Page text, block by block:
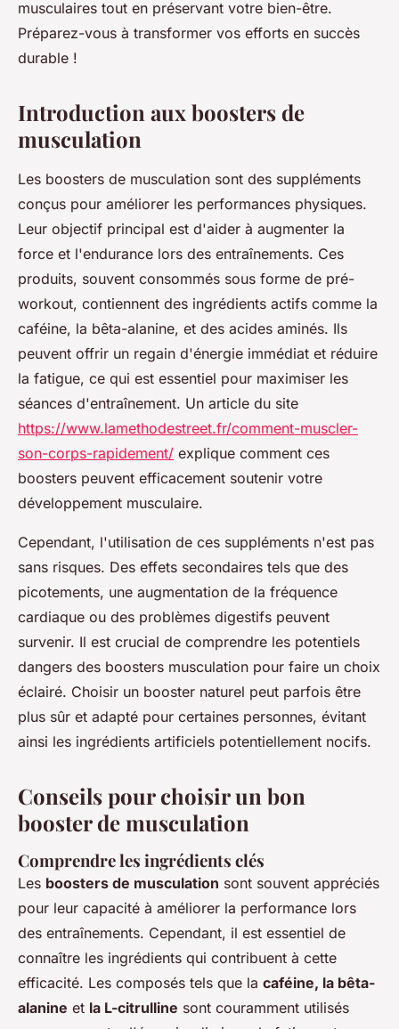
musculaires tout en préservant votre bien-être.
Préparez-vous à transformer vos efforts en succès
durable !
Introduction aux boosters de
musculation
Les boosters de musculation sont des suppléments
conçus pour améliorer les performances physiques.
Leur objectif principal est d'aider à augmenter la
force et l'endurance lors des entraînements. Ces
produits, souvent consommés sous forme de pré-
workout, contiennent des ingrédients actifs comme la
caféine, la bêta-alanine, et des acides aminés. Ils
peuvent offrir un regain d'énergie immédiat et réduire
la fatigue, ce qui est essentiel pour maximiser les
séances d'entraînement. Un article du site
https://www.lamethodestreet.fr/comment-muscler-
son-corps-rapidement/ explique comment ces
boosters peuvent efficacement soutenir votre
développement musculaire.
Cependant, l'utilisation de ces suppléments n'est pas
sans risques. Des effets secondaires tels que des
picotements, une augmentation de la fréquence
cardiaque ou des problèmes digestifs peuvent
survenir. Il est crucial de comprendre les potentiels
dangers des boosters musculation pour faire un choix
éclairé. Choisir un booster naturel peut parfois être
plus sûr et adapté pour certaines personnes, évitant
ainsi les ingrédients artificiels potentiellement nocifs.
Conseils pour choisir un bon
booster de musculation
Comprendre les ingrédients clés
Les boosters de musculation sont souvent appréciés
pour leur capacité à améliorer la performance lors
des entraînements. Cependant, il est essentiel de
connaître les ingrédients qui contribuent à cette
efficacité. Les composés tels que la caféine, la bêta-
alanine et la L-citrulline sont couramment utilisés